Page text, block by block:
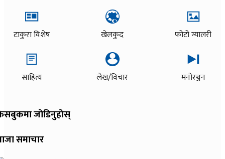
टाकुरा विशेष खेलकुद फोटो ग्यालरी
साहित्य लेख/विचार मनोरञ्जन
जाेडिनुहाेस्
समाचार